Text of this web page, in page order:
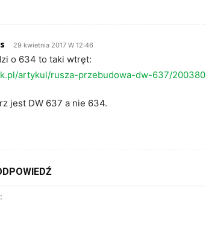
29 kwietnia 2017 W 12:46
o 634 to taki wtręt:
artykul/rusza-przebudowa-dw-637/200380
jest DW 637 a nie 634.